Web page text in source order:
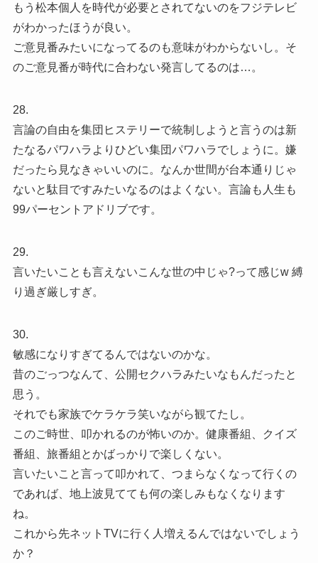
もう松本個人を時代が必要とされてないのをフジテレビ
がわかったほうが良い。
ご意見番みたいになってるのも意味がわからないし。そ
のご意見番が時代に合わない発言してるのは…。
28.
言論の自由を集団ヒステリーで統制しようと言うのは新
たなるパワハラよりひどい集団パワハラでしょうに。嫌
だったら見なきゃいいのに。なんか世間が台本通りじゃ
ないと駄目ですみたいなるのはよくない。言論も人生も
99パーセントアドリブです。
29.
言いたいことも言えないこんな世の中じゃ?って感じw 縛
り過ぎ厳しすぎ。
30.
敏感になりすぎてるんではないのかな。
昔のごっつなんて、公開セクハラみたいなもんだったと
思う。
それでも家族でケラケラ笑いながら観てたし。
このご時世、叩かれるのが怖いのか。健康番組、クイズ
番組、旅番組とかばっかりで楽しくない。
言いたいこと言って叩かれて、つまらなくなって行くの
であれば、地上波見てても何の楽しみもなくなります
ね。
これから先ネットTVに行く人増えるんではないでしょう
か？